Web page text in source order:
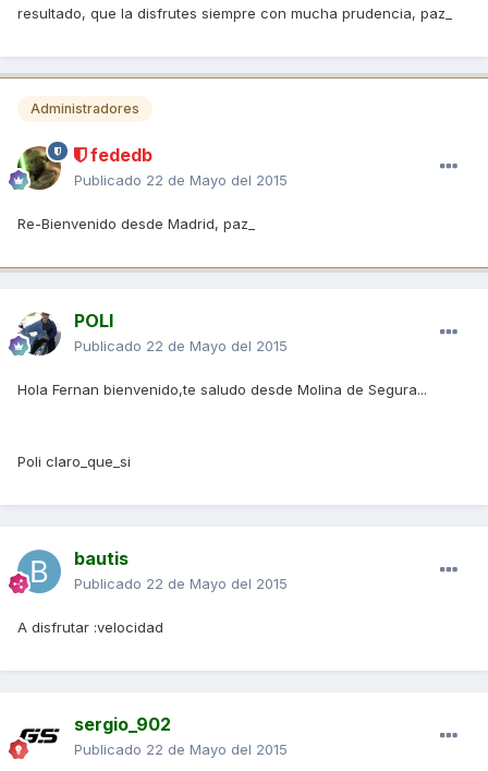
resultado, que la disfrutes siempre con mucha prudencia, paz_
Administradores
fededb
Publicado 22 de Mayo del 2015
Re-Bienvenido desde Madrid, paz_
POLI
Publicado 22 de Mayo del 2015
Hola Fernan bienvenido,te saludo desde Molina de Segura...
Poli claro_que_si
bautis
Publicado 22 de Mayo del 2015
A disfrutar :velocidad
sergio_902
Publicado 22 de Mayo del 2015